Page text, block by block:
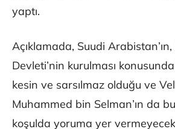
yaptı.
Açıklamada, Suudi
Devleti’nin kurulması
kesin ve sarsılmaz olduğu ve
Muhammed bin Selman’ın da
koşulda yoruma yer